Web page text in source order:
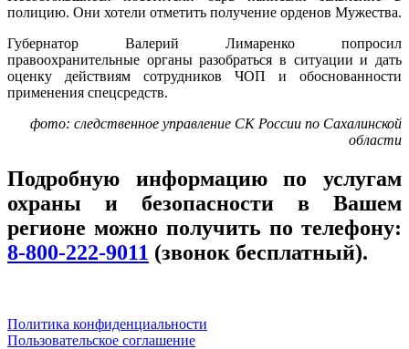
полицию. Они хотели отметить получение орденов Мужества.
Губернатор Валерий Лимаренко попросил
правоохранительные органы разобраться в ситуации и дать
оценку действиям сотрудников ЧОП и обоснованности
применения спецсредств.
фото: следственное управление СК России по Сахалинской
области
Подробную информацию по услугам
охраны и безопасности в Вашем
регионе можно получить по телефону:
8-800-222-9011 (звонок бесплатный).
Политика конфиденциальности
Пользовательское соглашение